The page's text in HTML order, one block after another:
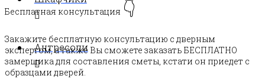
Антресоли
Бесплатная консультация 👇
Закажите бесплатную консультацию с дверным
экспертом, а также Вы сможете заказать БЕСПЛАТНО
замерщика для составления сметы, кстати он приедет с
образцами дверей.